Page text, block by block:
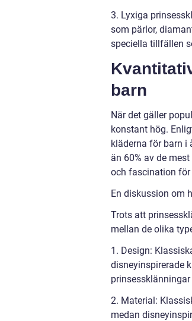
3. Lyxiga
som pärlor,
speciella tillfällen
barn
När det gäller
konstant hög.
kläderna för barn i
än 60% av de
och fascination för
En diskussion om
Trots att
mellan de olika
1. Design:
disneyinspirerade
2. Material:
medan